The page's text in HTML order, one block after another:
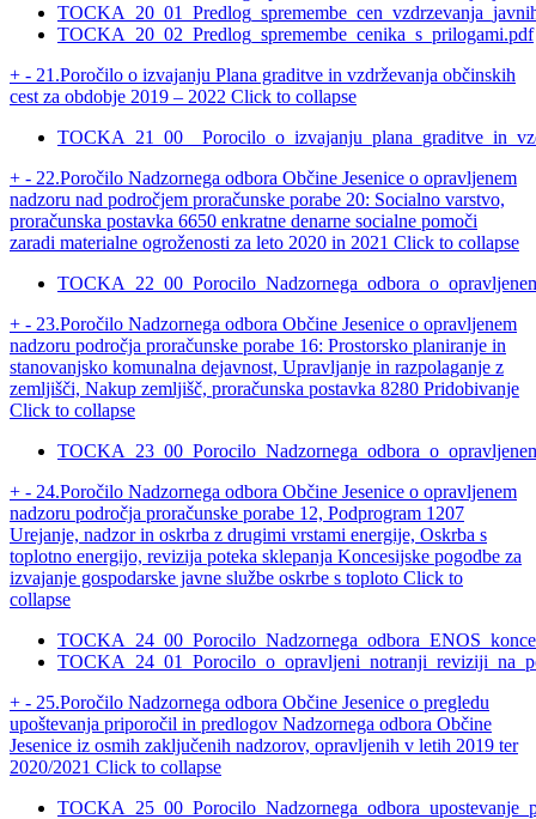
TOCKA_20_02_Predlog_spremembe_cenika_s_prilogami.pdf
+ - 21.Poročilo o izvajanju Plana graditve in vzdrževanja občinskih
cest za obdobje 2019 – 2022 Click to collapse
+ - 22.Poročilo Nadzornega odbora Občine Jesenice o opravljenem
nadzoru nad področjem proračunske porabe 20: Socialno varstvo,
proračunska postavka 6650 enkratne denarne socialne pomoči
zaradi materialne ogroženosti za leto 2020 in 2021 Click to collapse
+ - 23.Poročilo Nadzornega odbora Občine Jesenice o opravljenem
nadzoru področja proračunske porabe 16: Prostorsko planiranje in
stanovanjsko komunalna dejavnost, Upravljanje in razpolaganje z
zemljišči, Nakup zemljišč, proračunska postavka 8280 Pridobivanje
Click to collapse
+ - 24.Poročilo Nadzornega odbora Občine Jesenice o opravljenem
nadzoru področja proračunske porabe 12, Podprogram 1207
Urejanje, nadzor in oskrba z drugimi vrstami energije, Oskrba s
toplotno energijo, revizija poteka sklepanja Koncesijske pogodbe za
izvajanje gospodarske javne službe oskrbe s toploto Click to
collapse
+ - 25.Poročilo Nadzornega odbora Občine Jesenice o pregledu
upoštevanja priporočil in predlogov Nadzornega odbora Občine
Jesenice iz osmih zaključenih nadzorov, opravljenih v letih 2019 ter
2020/2021 Click to collapse